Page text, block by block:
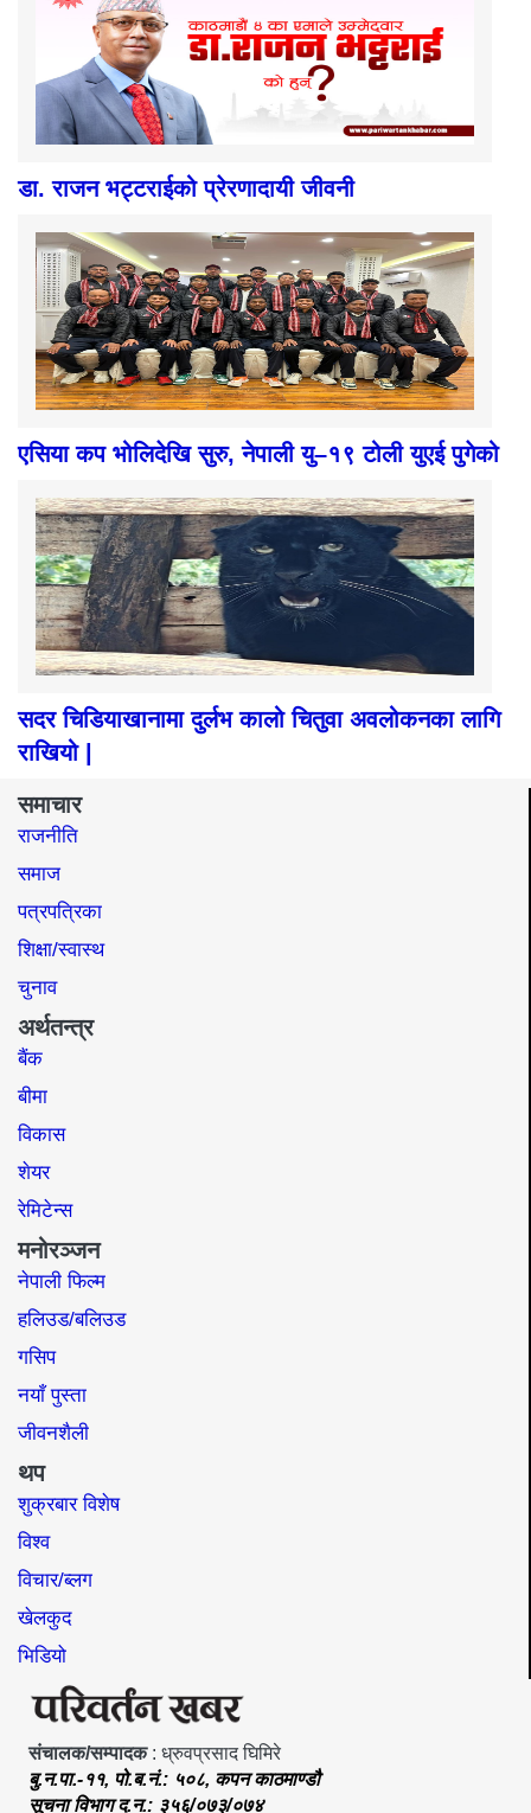
डा. राजन भट्टराईको प्रेरणादायी जीवनी
एसिया कप भोलिदेखि सुरु, नेपाली यु–१९ टोली युएई पुगेको
सदर चिडियाखानामा दुर्लभ कालो चितुवा अवलोकनका लागि
राखियो |
समाचार
राजनीति
समाज​
पत्रपत्रिका
शिक्षा/स्वास्थ
चुनाव
अर्थतन्त्र
बैंक
बीमा
विकास
शेयर
रेमिटेन्स
मनोरञ्जन
नेपाली फिल्म
हलिउड/बलिउड
गसिप
नयाँ पुस्ता
जीवनशैली
थप
शुक्रबार विशेष
विश्व
विचार/ब्लग
खेलकुद
भिडियो
संचालक/सम्पादक: ध्रुवप्रसाद घिमिरे
बु.न.पा.-११, पो.ब.नं.: ५०८, कपन काठमाण्डौ
सूचना विभाग द.न.: ३५६/०७३/०७४